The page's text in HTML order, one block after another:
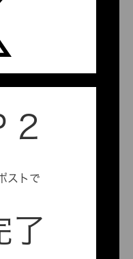
2
ストで
了